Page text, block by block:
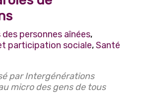
personnes aînées,
participation sociale,Santé
par Intergénérations
micro des gens de tous